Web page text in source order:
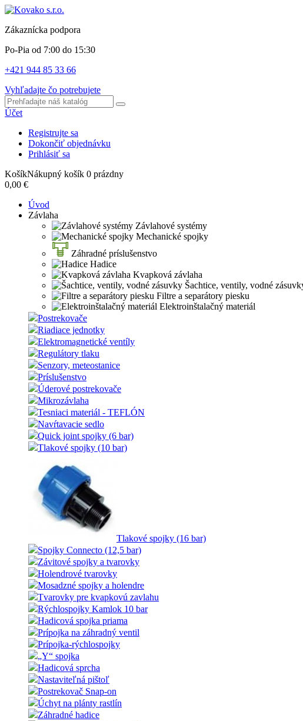
Zákaznícka podpora
Po-Pia od 7:00 do 15:30
+421 944 85 33 66
Vyhľadajte čo potrebujete
Účet
Registrujte sa
Dokončiť objednávku
Prihlásiť sa
KošíkNákupný košík 0 prázdny
0,00 €
Úvod
Závlaha
Závlahové systémy
Mechanické spojky
Záhradné príslušenstvo
Hadice
Kvapková závlaha
Šachtice, ventily, vodné
Filtre a separátory piesku
Elektroinštalačný materiál
Postrekovače
Riadiace jednotky
Elektromagnetické ventíly
Regulátory tlaku
Senzory, meteostanice
Príslušenstvo
Úderové postrekovače
Mikrozávlaha
Tesniaci materiál - TEFLÓN
Navŕtavacie sedlo
Quick joint spojky (6 bar)
Tlakové spojky (10 bar)
Tlakové spojky (16 bar)
Spojky Connecto (12,5 bar)
Závitové spojky a tvarovky
Holendrové tvarovky
Mosadzné spojky a holendre
Tvarovky pre kvapkovú zavlahu
Rýchlospojky Kamlok 10 bar
Hadicová spojka priama
Prípojka na záhradný ventil
Prípojka-rýchlospojky
„Y“ spojka
Hadicová sprcha
Nastaviteľná pištoľ
Postrekovač Snap-on
Úchyt na plánty rastlín
Záhradné hadice